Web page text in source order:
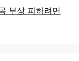
부상 피하려면